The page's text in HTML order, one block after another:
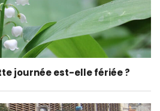
journée est-elle fériée ?